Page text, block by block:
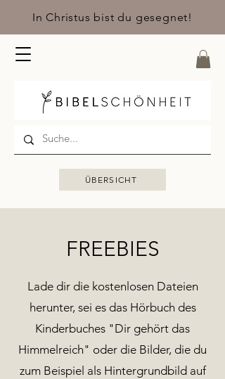
In Christus bist du gesegnet!
ÜBERSICHT
FREEBIES
Lade dir die kostenlosen Dateien
herunter, sei es das Hörbuch des
Kinderbuches "Dir gehört das
Himmelreich" oder die Bilder, die du
zum Beispiel als Hintergrundbild auf